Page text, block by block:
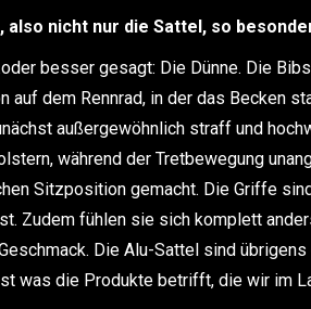
also nicht nur die Sattel, so
besser gesagt: Die Dünne. Die
dem Rennrad, in der das Becken
außergewöhnlich straff und
während der Tretbewegung
Sitzposition gemacht. Die Griffe
Zudem fühlen sie sich komplett
Die Alu-Sattel sind
was die Produkte betrifft, die wir im